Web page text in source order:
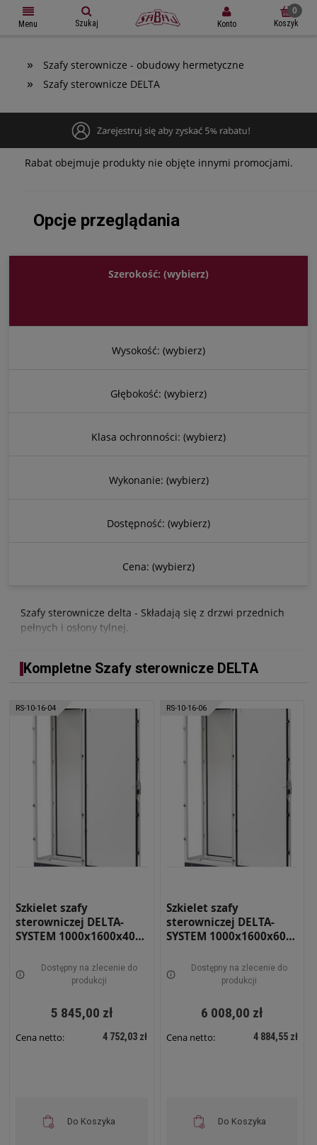
Menu Szukaj Konto Koszyk
» Szafy sterownicze - obudowy hermetyczne
» Szafy sterownicze DELTA
Rabat obejmuje produkty nie objęte innymi promocjami.
Opcje przeglądania
Szerokość: (wybierz)
Wysokość: (wybierz)
Głębokość: (wybierz)
Klasa ochronności: (wybierz)
Wykonanie: (wybierz)
Dostępność: (wybierz)
Cena: (wybierz)
Szafy sterownicze delta - Składają się z drzwi przednich
pełnych i osłony tylnej.
Kompletne Szafy sterownicze DELTA
RS-10-16-04
Szkielet szafy
sterowniczej DELTA-
SYSTEM 1000x1600x400
Dostępny na zlecenie do
produkcji
5 845,00 zł
Cena netto: 4 752,03 zł
Do Koszyka
RS-10-16-06
Szkielet szafy
sterowniczej DELTA-
SYSTEM 1000x1600x600
Dostępny na zlecenie do
produkcji
6 008,00 zł
Cena netto: 4 884,55 zł
Do Koszyka